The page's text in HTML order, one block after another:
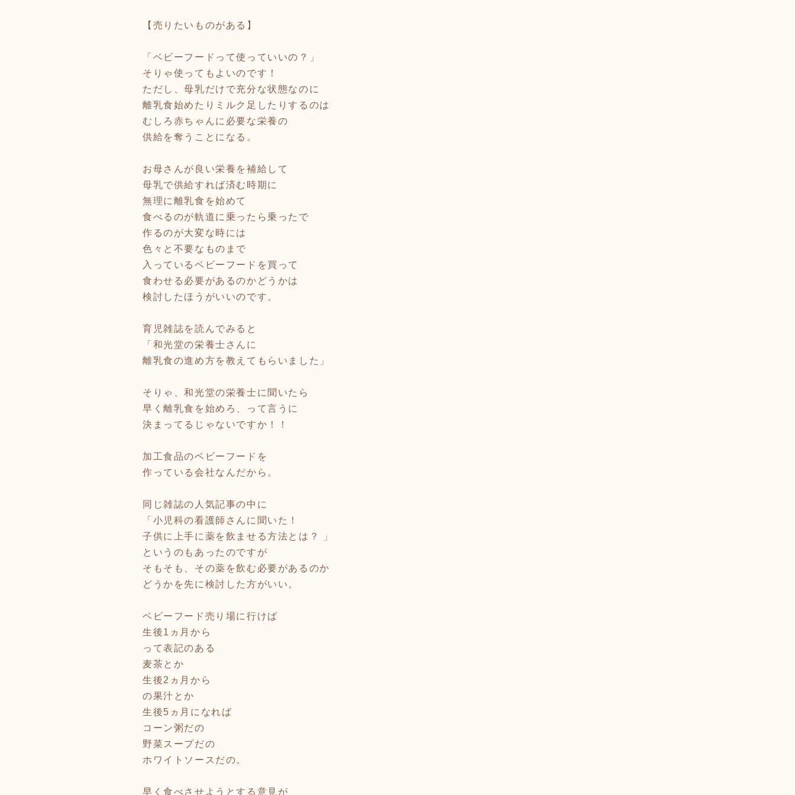
【売りたいものがある】
「ベビーフードって使っていいの？」
そりゃ使ってもよいのです！
ただし、母乳だけで充分な状態なのに
離乳食始めたりミルク足したりするのは
むしろ赤ちゃんに必要な栄養の
供給を奪うことになる。
お母さんが良い栄養を補給して
母乳で供給すれば済む時期に
無理に離乳食を始めて
食べるのが軌道に乗ったら乗ったで
作るのが大変な時には
色々と不要なものまで
入っているベビーフードを買って
食わせる必要があるのかどうかは
検討したほうがいいのです。
育児雑誌を読んでみると
「和光堂の栄養士さんに
離乳食の進め方を教えてもらいました」
そりゃ、和光堂の栄養士に聞いたら
早く離乳食を始めろ、って言うに
決まってるじゃないですか！！
加工食品のベビーフードを
作っている会社なんだから。
同じ雑誌の人気記事の中に
「小児科の看護師さんに聞いた！
子供に上手に薬を飲ませる方法とは？ 」
というのもあったのですが
そもそも、その薬を飲む必要があるのか
どうかを先に検討した方がいい。
ベビーフード売り場に行けば
生後1ヵ月から
って表記のある
麦茶とか
生後2ヵ月から
の果汁とか
生後5ヵ月になれば
コーン粥だの
野菜スープだの
ホワイトソースだの。
早く食べさせようとする意見が